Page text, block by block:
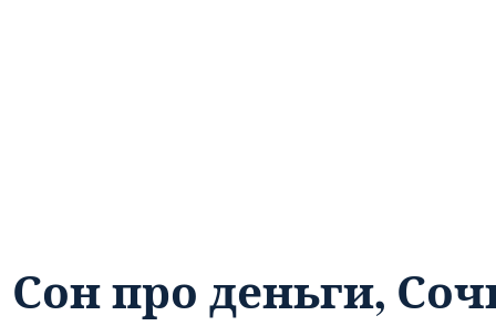
Сон про деньги,